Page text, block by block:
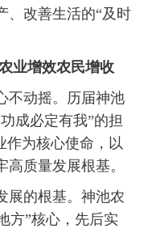
、改善生活的“及时
业增效农民增收
动摇。历届神池
成必定有我”的担
作为核心使命，以
质量发展根基。
的根基。神池农
方”核心，先后实